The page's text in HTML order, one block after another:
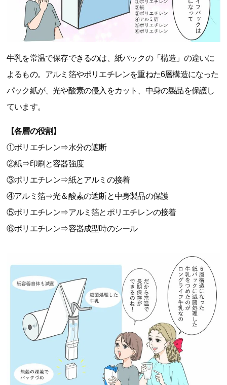
牛乳を常温で保存できるのは、紙パックの「構造」の違いに
よるもの。アルミ箔やポリエチレンを重ねた6層構造になった
パック紙が、光や酸素の侵入をカット、中身の製品を保護し
ています。
【各層の役割】
①ポリエチレン⇒水分の遮断
②紙⇒印刷と容器強度
③ポリエチレン⇒紙とアルミの接着
④アルミ箔⇒光＆酸素の遮断と中身製品の保護
⑤ポリエチレン⇒アルミ箔とポリエチレンの接着
⑥ポリエチレン⇒容器成型時のシール